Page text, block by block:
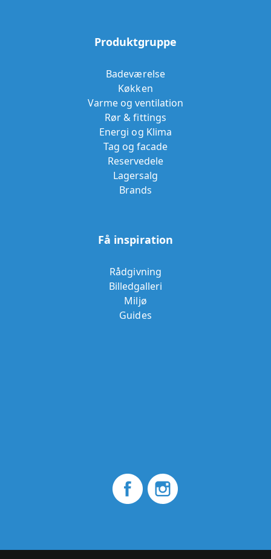
Produktgruppe
Badeværelse
Køkken
Varme og ventilation
Rør & fittings
Energi og Klima
Tag og facade
Reservedele
Lagersalg
Brands
Få inspiration
Rådgivning
Billedgalleri
Miljø
Guides